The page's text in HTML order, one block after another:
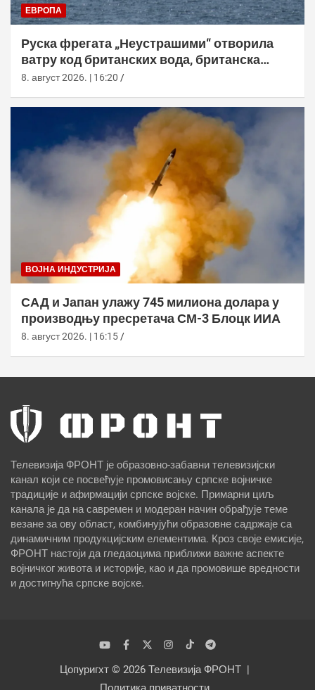
ЕВРОПА
Руска фрегата „Неустрашими“ отворила
ватру код британских вода, британска
морнарица појачала праћење
8. август 2026. | 16:20
ВОЈНА ИНДУСТРИЈА
САД и Јапан улажу 745 милиона долара у
производњу пресретача СМ-3 Блоцк ИИА
8. август 2026. | 16:15
Телевизија ФРОНТ је образовно-забавни телевизијски
канал који се посвећује промовисању српске војничке
традиције и афирмацији српске војске. Примарни циљ
канала је да на савремен и модеран начин обрађује теме
везане за ову област, комбинујући образовне садржаје са
динамичним продукцијским елементима. Кроз своје емисије,
ФРОНТ настоји да гледаоцима приближи важне аспекте
војничког живота и историје, као и да промовише вредности
и достигнућа српске војске.
Цопyригхт © 2026 Телевизија ФРОНТ